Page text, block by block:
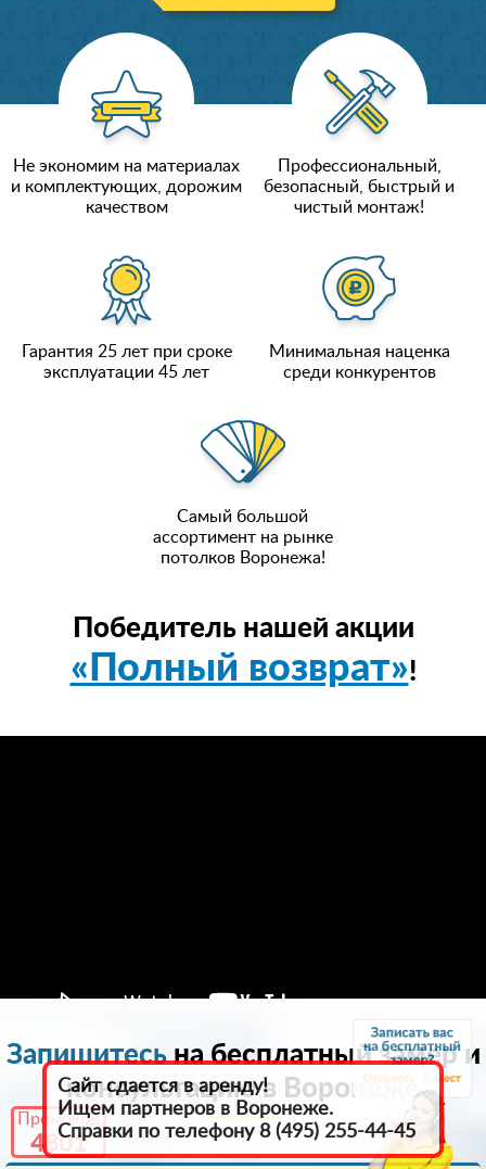
9
Промокод
4801
Не экономим на материалах
и комплектующих, дорожим
качеством
Профессиональный,
безопасный, быстрый и
чистый монтаж!
Гарантия 25 лет при сроке
эксплуатации 45 лет
Минимальная наценка
среди конкурентов
Самый большой
ассортимент на рынке
потолков Воронежа!
Победитель нашей акции
«Полный возврат»!
Запишитесьна бесплатный замер и
консультацию в Воронеже
Сайт сдается в аренду!
Ищем партнеров в Воронеже.
Справки по телефону 8 (495) 255-44-45